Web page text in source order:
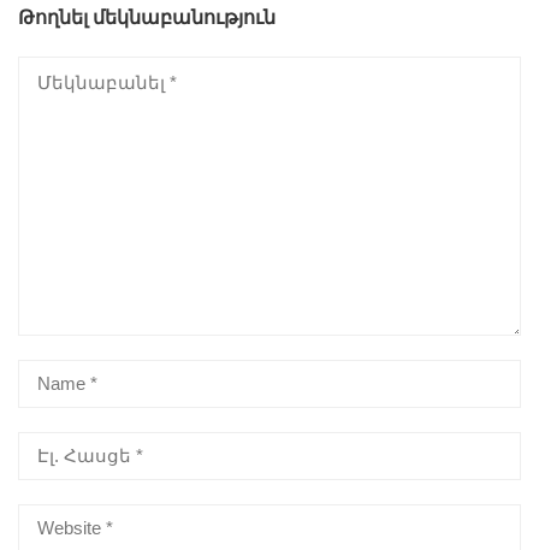
Թողնել մեկնաբանություն